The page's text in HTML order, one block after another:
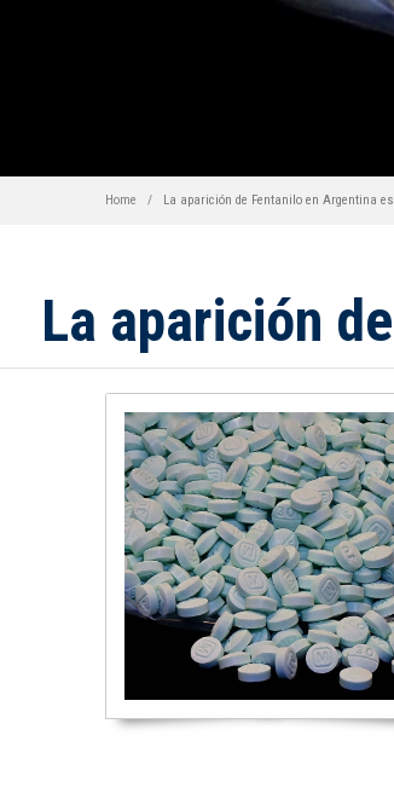
Home La aparición de Fentanilo en Argentina
La aparición